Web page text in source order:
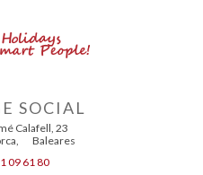
SOCIAL
Calafell, 23
,
Baleares
09 61 80